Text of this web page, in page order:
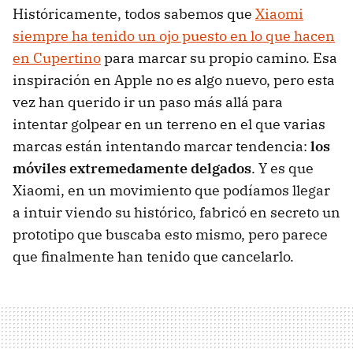
Históricamente, todos sabemos que Xiaomi
siempre ha tenido un ojo puesto en lo que hacen
en Cupertinopara marcar su propio camino. Esa
inspiración en Apple no es algo nuevo, pero esta
vez han querido ir un paso más allá para
intentar golpear en un terreno en el que varias
marcas están intentando marcar tendencia: los
móviles extremedamente delgados. Y es que
Xiaomi, en un movimiento que podíamos llegar
a intuir viendo su histórico, fabricó en secreto un
prototipo que buscaba esto mismo, pero parece
que finalmente han tenido que cancelarlo.